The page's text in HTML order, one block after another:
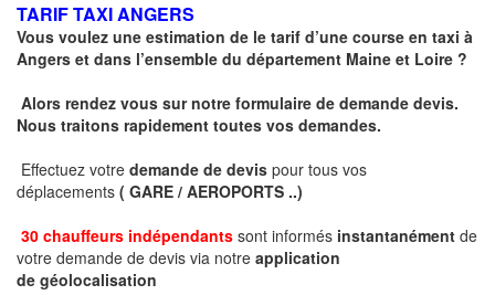
TARIF TAXI ANGERS
Vous voulez une estimation de le tarif d’une course en taxi à
Angers et dans l’ensemble du département Maine et Loire ?
Alors rendez vous sur notre formulaire de demande devis.
Nous traitons rapidement toutes vos demandes.
Effectuez votre demande de devis pour tous vos
déplacements ( GARE / AEROPORTS ..)
30 chauffeurs indépendants sont informés instantanément de
votre demande de devis via notre application
de géolocalisation